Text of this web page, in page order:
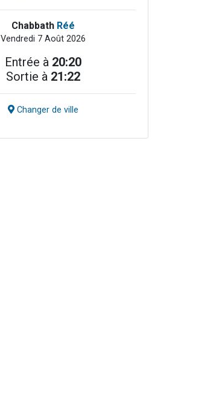
Chabbath Réé
Vendredi 7 Août 2026
Entrée à 20:20
Sortie à 21:22
Changer de ville